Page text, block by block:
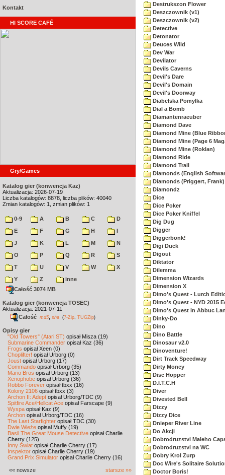
Kontakt
HI SCORE CAFÉ
Gry/Games
Katalog gier (konwencja Kaz)
Aktualizacja: 2026-07-19
Liczba katalogów: 8878, liczba plików: 40040
Zmian katalogów: 1, zmian plików: 1
0-9 A B C
D
E
F G H
I
J
K L M
N
O
P Q R
S
T
U V W
X
Y
Z
inne
Całość 3074 MB
Katalog gier (konwencja TOSEC)
Aktualizacja: 2021-07-11
Całość md5 sha (7-Zip TUGZip)
Opisy gier
"Old Towers" (Atari ST) opisał Misza (19)
Submarine Commander opisał Kaz (36)
Frogs opisał Xeen (0)
Choplifter! opisał Urborg (0)
Joust opisał Urborg (17)
Commando opisał Urborg (35)
Mario Bros opisał Urborg (13)
Xenophobe opisał Urborg (36)
Robbo Forever opisał tbxx (16)
Kolony 2106 opisał tbxx (3)
Archon II: Adept opisał Urborg/TDC (9)
Spitfire Ace/Hellcat Ace opisał Farscape (9)
Wyspa opisał Kaz (9)
Archon opisał Urborg/TDC (16)
The Last Starfighter opisał TDC (30)
Dwie Wieże opisał Muffy (19)
Basil The Great Mouse Detective opisał Charlie
Cherry (125)
Inny Świat opisał Charlie Cherry (17)
Inspektor opisał Charlie Cherry (19)
Grand Prix Simulator opisał Charlie Cherry (16)
«« nowsze starsze »»
Destrukszon Flower
Deszczownik (v1)
Deszczownik (v2)
Detective
Detonator
Deuces Wild
Dev War
Devilator
Devils Caverns
Devil's Dare
Devil's Domain
Devil's Doorway
Diabelska Pomylka
Dial a Bomb
Diamantenraeuber
Diamond Dave
Diamond Mine (Blue
Diamond Mine (Page 6
Diamond Mine (Roklan)
Diamond Ride
Diamond Trail
Diamonds (English
Diamonds (Priggert, Frank)
Diamondz
Dice
Dice Poker
Dice Poker Kniffel
Dig Dug
Digger
Diggerbonk!
Digi Duck
Digout
Diktator
Dilemma
Dimension Wizards
Dimension X
Dimo's Quest - Lurch
Dimo's Quest - NYD 2015
Dimo's Quest in Abbuc
Dinky-Do
Dino
Dino Battle
Dinosaur v2.0
Dinoventure!
Dirt Track Speedway
Dirty Money
Disc Hopper
D.I.T.C.H
Diver
Divested Bell
Dizzy
Dizzy Dice
Dnieper River Line
Do Akcji
Dobrodruzstvi Maleho
Dobrodruzstvi na WC
Dobry Krol Zurp
Doc Wire's Solitaire
Doctor Boris!